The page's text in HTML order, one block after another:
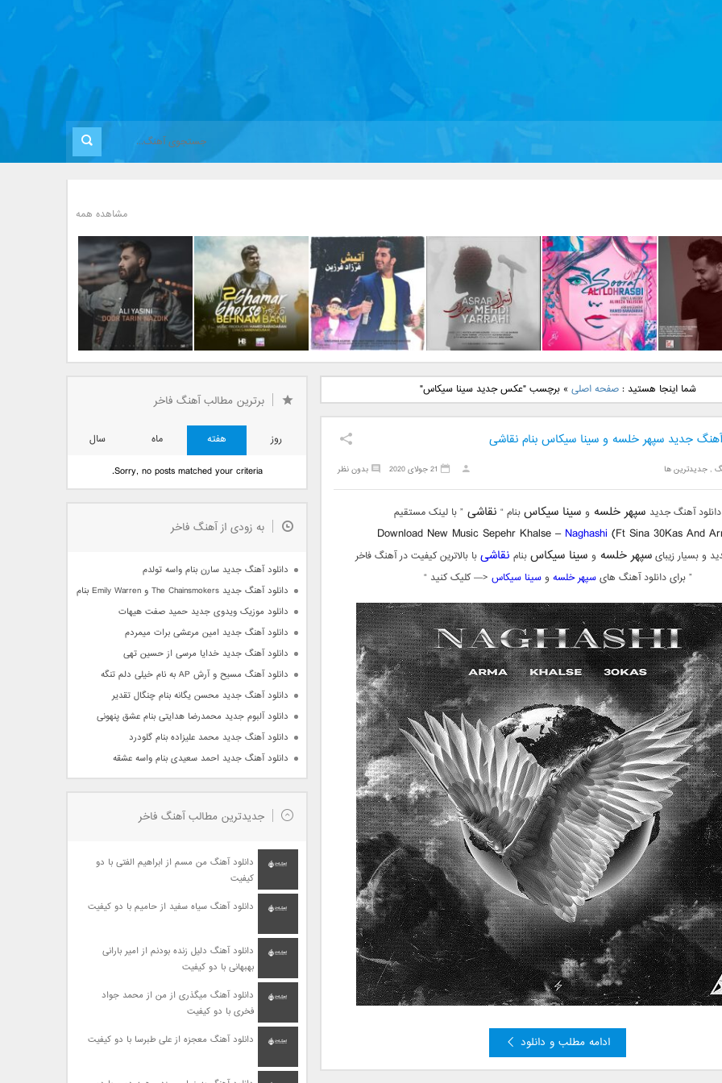
مشاهده همه
جدید رضا
بنام نگار
دانلود آهنگ جدید علی
لهراسبی بنام صورت
دانلود آهنگ جدید مهدی
یراحی بنام اسرار
دانلود آهنگ جدید فرزاد
بانی بنام قرص قمر 2
یاسینی بنام دورترین نزدیک
شما اینجا هستید :صفحه اصلی »برچسب "عکس جدید سینا سیکاس"
آهنگ جدید سپهر خلسه و سینا سیکاس بنام نقاشی
,جدیدترین ها بدون نظر 21 جولای 2020
دانلود آهنگ جدید سپهر خلسه و سینا سیکاسبنام “ نقاشی ” با لینک مستقیم
Download New Music Sepehr Khalse – Naghashi (Ft Sina 30Kas And
و بسیار زیبایسپهر خلسه و سینا سیکاسبنام نقاشیبا بالاترین کیفیت در آهنگ فاخر
” برای دانلود آهنگ هایسپهر خلسه وسینا سیکاس <— کلیک کنید “
ادامه مطلب و دانلود
برترین مطالب آهنگ فاخر
روز هفته ماه
سال
Sorry, no posts matched your criteria.
به زودی از آهنگ فاخر
دانلود آهنگ جدید سارن بنام واسه تولدم
دانلود آهنگ جدید The Chainsmokers و Emily Warren بنام Side Effects
دانلود موزیک ویدوی جدید حمید صفت هیهات
دانلود آهنگ جدید امین مرعشی برات میمردم
دانلود آهنگ جدید خدایا مرسی از حسین تهی
دانلود آهنگ مسیح و آرش AP به نام خیلی دلم تنگه
دانلود آهنگ جدید محسن یگانه بنام چنگال تقدیر
دانلود آلبوم جدید محمدرضا هدایتی بنام عشق پنهونی
دانلود آهنگ جدید محمد علیزاده بنام گلودرد
دانلود آهنگ جدید احمد سعیدی بنام واسه عشقه
جدیدترین مطالب آهنگ فاخر
دانلود آهنگ من مسم از ابراهیم الفتی با دو
کیفیت
دانلود آهنگ سیاه سفید از حامیم با دو کیفیت
دانلود آهنگ دلیل زنده بودنم از امیر بارانی
بهبهانی با دو کیفیت
دانلود آهنگ میگذری از من از محمد جواد
فخری با دو کیفیت
دانلود آهنگ معجزه از علی طبرسا با دو کیفیت